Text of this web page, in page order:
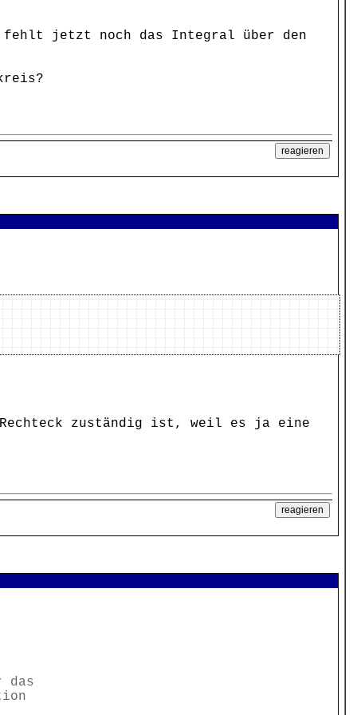
fehlt jetzt noch das Integral über den
zuständig ist, weil es ja eine
das